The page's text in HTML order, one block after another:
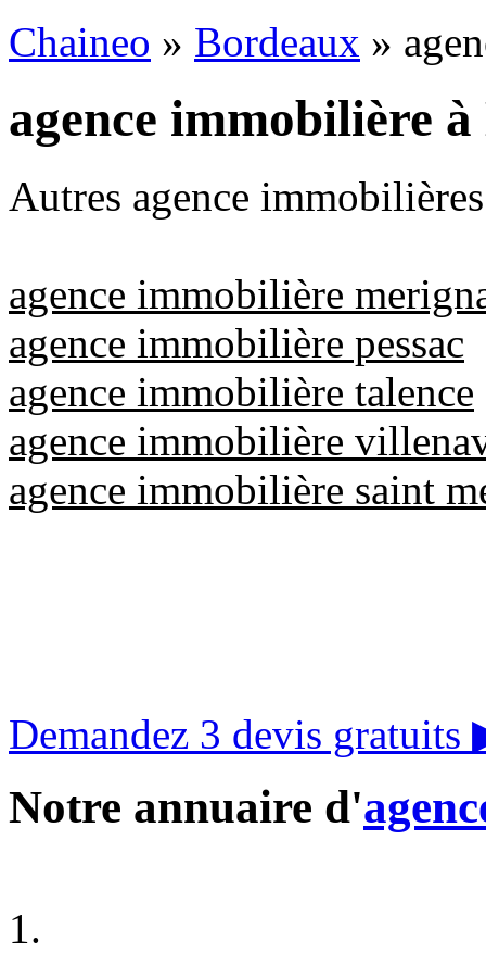
Chaineo » Bordeaux »
agence immobilière
Autres agence
agence immobilière
agence immobilière pessac
agence immobilière talence
agence immobilière
agence immobilière saint
Demandez 3 devis gratuits
Notre annuaire d'
1.